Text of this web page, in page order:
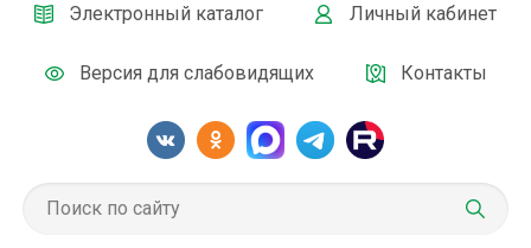
Электронный каталог Личный кабинет
Версия для слабовидящих Контакты